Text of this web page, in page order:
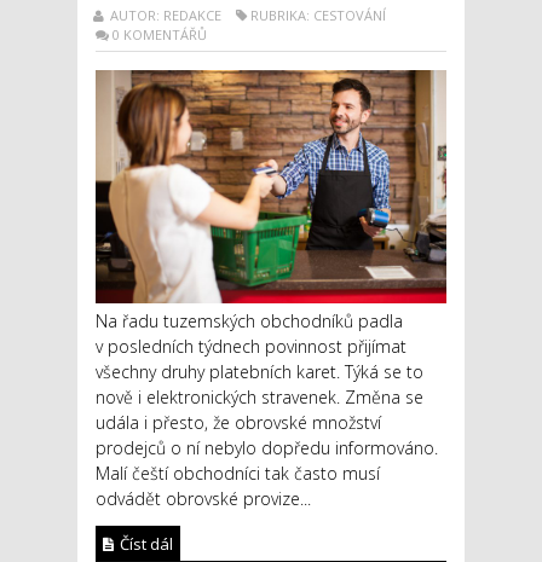
AUTOR: REDAKCE
RUBRIKA: CESTOVÁNÍ
0 KOMENTÁŘŮ
Na řadu tuzemských obchodníků padla
v posledních týdnech povinnost přijímat
všechny druhy platebních karet. Týká se to
nově i elektronických stravenek. Změna se
udála i přesto, že obrovské množství
prodejců o ní nebylo dopředu informováno.
Malí čeští obchodníci tak často musí
odvádět obrovské provize...
Číst dál